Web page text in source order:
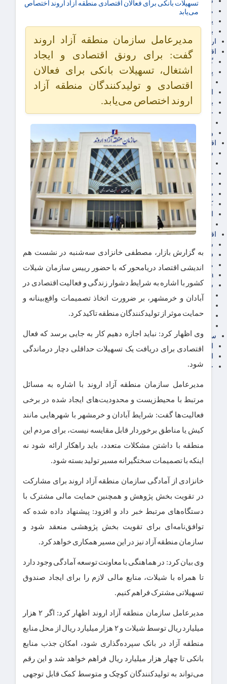
مالیات
یارانه و معیشت مردم
برق، آب و انرژی
ارز دیجیتال
اقتصاد اجتماعی
گردشگری
پزشکی، سلامت و زیبایی
ایران مدلب
بازنشستگان
حقوق و قضایی
دفتر وکیل
ورزشی
اقتصاد شهری و روستایی
شهر و مسکن و عمران
گسترش ساختمان
حمل و نقل
شهرک های صنعتی
صنایع غذایی
کشاورزی و دامداری
اخبار استان ها
استان تهران
اقتصاد بین الملل
سیاسی
فارکس
مناطق آزاد تجاری
24intermedia
سایر اخبار اقتصادی
عمومی و سرگرمی
آگهی رسمی و مزایده
سایر رسانه ها
اقتصاد فارسی
خرید انواع دیزل ژنراتور
تسهیلات بانکی برای فعالان اقتصادی منطقه آزاد اروند اختصاص
می‌یابد
مدیرعامل سازمان منطقه آزاد اروند
گفت: برای رونق اقتصادی و ایجاد
اشتغال، تسهیلات بانکی برای فعالان
اقتصادی و تولیدکنندگان منطقه آزاد
اروند اختصاص می‌یابد.
به گزارش بازار، مصطفی خانزادی سه‌شنبه در نشست هم
اندیشی اقتصاد دریامحور که با حضور رییس سازمان شیلات
کشور با اشاره به شرایط دشوار زندگی و فعالیت اقتصادی در
آبادان و خرمشهر، بر ضرورت اتخاذ تصمیمات واقع‌بینانه و
حمایت موثر از تولیدکنندگان منطقه تاکید کرد.
وی اظهار کرد: نباید اجازه دهیم کار به جایی برسد که فعال
اقتصادی برای دریافت یک تسهیلات حداقلی دچار درماندگی
شود.
مدیرعامل سازمان منطقه آزاد اروند با اشاره به مسائل
مرتبط با محیط‌زیست و محدودیت‌های ایجاد شده در برخی
فعالیت‌ها گفت: شرایط آبادان و خرمشهر با شهرهایی مانند
کیش یا مناطق برخوردار قابل مقایسه نیست، برای مردم این
منطقه با داشتن مشکلات متعدد، باید راهکار ارائه شود نه
اینکه با تصمیمات سختگیرانه مسیر تولید بسته شود.
خانزادی از آمادگی سازمان منطقه آزاد اروند برای مشارکت
در تقویت بخش پژوهش و همچنین حمایت مالی مشترک با
دستگاه‌های مرتبط خبر داد و افزود: پیشنهاد داده‌ شده که
توافق‌نامه‌ای برای تقویت بخش پژوهشی منعقد شود و
سازمان منطقه آزاد نیز در این مسیر همکاری خواهد کرد.
وی بیان کرد: در هماهنگی با معاونت توسعه آمادگی وجود دارد
تا همراه با شیلات، منابع مالی لازم را برای ایجاد صندوق
تسهیلاتی مشترک فراهم کنیم.
مدیرعامل سازمان منطقه آزاد اروند اظهار کرد: اگر ۲ هزار
میلیارد ریال توسط شیلات و ۲ هزار میلیارد ریال از محل منابع
منطقه آزاد در بانک سپرده‌گذاری شود، امکان جذب منابع
بانکی تا چهار هزار میلیارد ریال فراهم خواهد شد و این رقم
می‌تواند به تولیدکنندگان کوچک و متوسط کمک قابل توجهی